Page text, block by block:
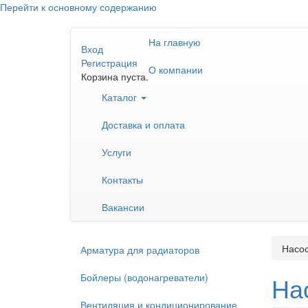
Перейти к основному содержанию
Вход
Регистрация
Корзина пуста.
На главную
О компании
Каталог
Доставка и оплата
Услуги
Контакты
Вакансии
Арматура для радиаторов
Бойлеры (водонагреватели)
Вентиляция и кондиционирование